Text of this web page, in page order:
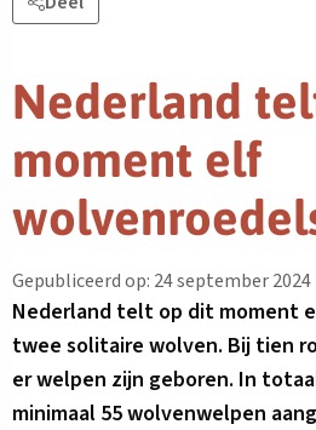
Nederland
moment elf
Gepubliceerd op: 24 september 2024
Nederland telt op dit moment
twee solitaire wolven. Bij tien
er welpen zijn geboren. In
minimaal 55 wolvenwelpen